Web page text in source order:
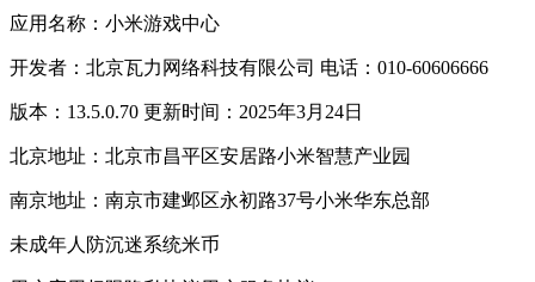
应用名称：小米游戏中心
开发者：北京瓦力网络科技有限公司 电话：010-60606666
版本：13.5.0.70 更新时间：2025年3月24日
北京地址：北京市昌平区安居路小米智慧产业园
南京地址：南京市建邺区永初路37号小米华东总部
未成年人防沉迷系统米币